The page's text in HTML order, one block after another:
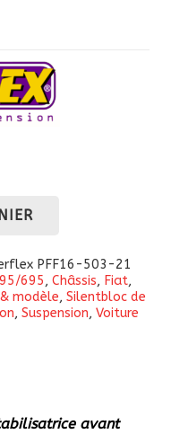
PFF16-503-21
695, Châssis, Fiat,
modèle, Silentbloc de
, Suspension, Voiture
avant